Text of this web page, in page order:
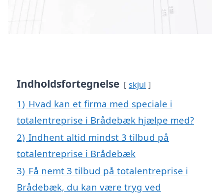
Indholdsfortegnelse skjul
1) Hvad kan et firma med speciale i
totalentreprise i Brådebæk hjælpe med?
2) Indhent altid mindst 3 tilbud på
totalentreprise i Brådebæk
3) Få nemt 3 tilbud på totalentreprise i
Brådebæk, du kan være tryg ved